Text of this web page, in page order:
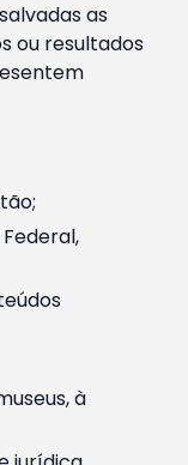
as
ou resultados
à